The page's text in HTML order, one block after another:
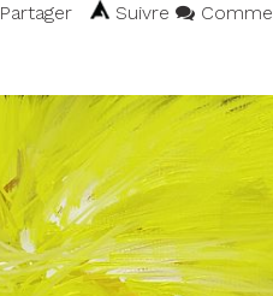
Partager Suivre